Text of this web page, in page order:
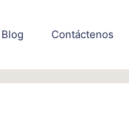
Blog Contáctenos